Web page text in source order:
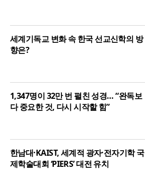
세계기독교 변화 속 한국 선교신학의 방
향은?
1,347명이 32만 번 펼친 성경… “완독보
다 중요한 것, 다시 시작할 힘”
한남대·KAIST, 세계적 광자·전자기학 국
제학술대회 ‘PIERS’ 대전 유치